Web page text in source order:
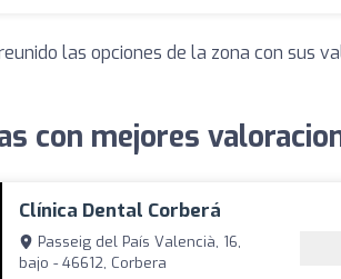
las opciones de la zona con sus
con mejores
Clínica Dental Corberá
Passeig del País Valencià, 16,
bajo - 46612, Corbera